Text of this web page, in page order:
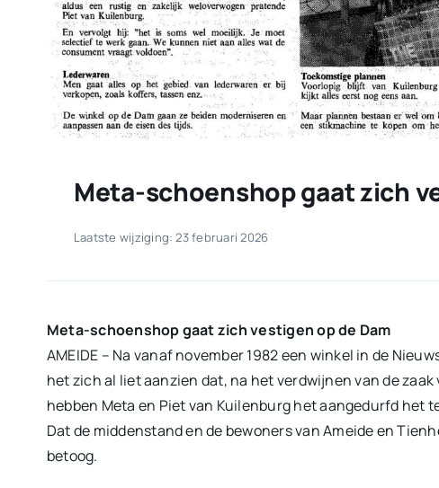
Meta-schoenshop gaat zich
Laatste wijziging: 23 februari 2026
Meta-schoenshop gaat zich vestigen op de Dam
AMEIDE – Na vanaf november 1982 een winkel in de
het zich al liet aanzien dat, na het verdwijnen van de
hebben Meta en Piet van Kuilenburg het aangedurfd het
Dat de middenstand en de bewoners van Ameide en
betoog.